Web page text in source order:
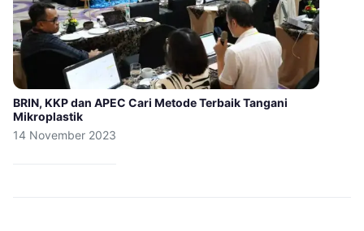
BRIN, KKP dan APEC Cari Metode Terbaik Tangani
Mikroplastik
14 November 2023